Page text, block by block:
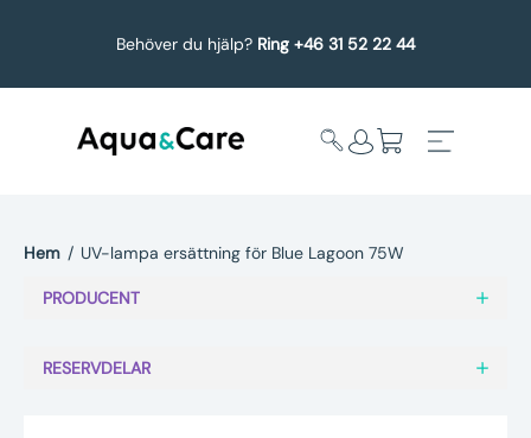
Behöver du hjälp? Ring +46 31 52 22 44
undermeny
Hem / UV-lampa ersättning för Blue Lagoon 75W
PRODUCENT
RESERVDELAR